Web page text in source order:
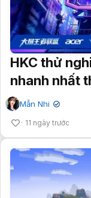
HKC thử
nhanh nhất
Mẫn Nhi ✔
11 ngày trước